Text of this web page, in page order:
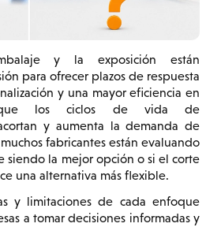
y la exposición están
para ofrecer plazos de respuesta
y una mayor eficiencia en
los ciclos de vida de
y aumenta la demanda de
fabricantes están evaluando
siendo la mejor opción o si el corte
una alternativa más flexible.
y limitaciones de cada enfoque
a tomar decisiones informadas y